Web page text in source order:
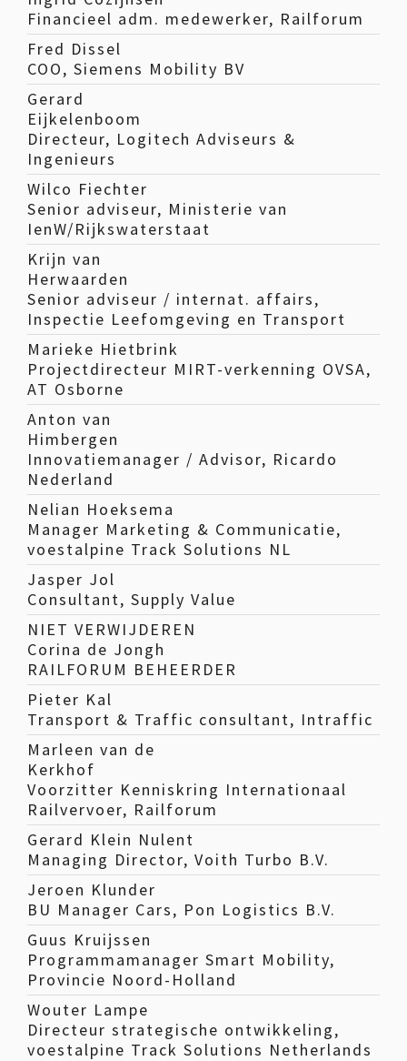
Financieel adm. medewerker, Railforum
Fred Dissel
COO, Siemens Mobility BV
Gerard
Eijkelenboom
Directeur, Logitech Adviseurs &
Ingenieurs
Wilco Fiechter
Senior adviseur, Ministerie van
IenW/Rijkswaterstaat
Krijn van
Herwaarden
Senior adviseur / internat. affairs,
Inspectie Leefomgeving en Transport
Marieke Hietbrink
Projectdirecteur MIRT-verkenning OVSA,
AT Osborne
Anton van
Himbergen
Innovatiemanager / Advisor, Ricardo
Nederland
Nelian Hoeksema
Manager Marketing & Communicatie,
voestalpine Track Solutions NL
Jasper Jol
Consultant, Supply Value
NIET VERWIJDEREN
Corina de Jongh
RAILFORUM BEHEERDER
Pieter Kal
Transport & Traffic consultant, Intraffic
Marleen van de
Kerkhof
Voorzitter Kenniskring Internationaal
Railvervoer, Railforum
Gerard Klein Nulent
Managing Director, Voith Turbo B.V.
Jeroen Klunder
BU Manager Cars, Pon Logistics B.V.
Guus Kruijssen
Programmamanager Smart Mobility,
Provincie Noord-Holland
Wouter Lampe
Directeur strategische ontwikkeling,
voestalpine Track Solutions Netherlands